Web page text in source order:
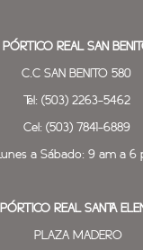
PÓRTICO REAL SAN
C.C SAN BENITO 580
Tel: (503) 2263-5462
Cel: (503) 7841-6889
Lunes a Sábado: 9 am a 6
PÓRTICO REAL SANTA
PLAZA MADERO